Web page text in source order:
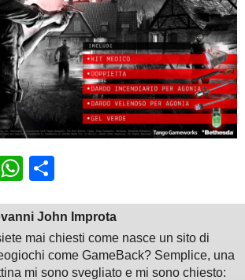
Telegram
WhatsApp
John Improta
mai chiesti come nasce un sito di
come GameBack? Semplice, una
mi sono svegliato e mi sono chiesto: